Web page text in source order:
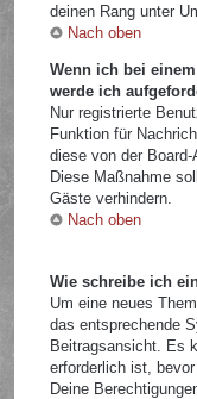
deinen Rang unter
Nach oben
Wenn ich bei
werde ich
Nur registrierte
Funktion für
diese von der
Diese Maßnahme
Gäste verhindern.
Nach oben
Wie schreibe ich
Um eine neues
das entsprechende
Beitragsansicht. Es
erforderlich ist,
Deine